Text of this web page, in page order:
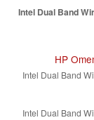
Intel Dual Band
HP
Intel Dual Band
Intel Dual Band